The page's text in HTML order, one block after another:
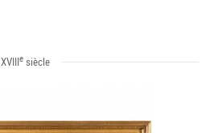
XVIIIe siècle